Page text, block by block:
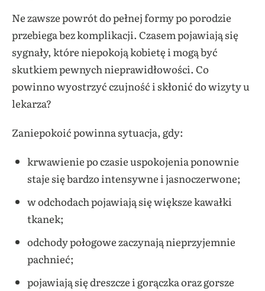
Ne zawsze powrót do pełnej formy po porodzie
przebiega bez komplikacji. Czasem pojawiają się
sygnały, które niepokoją kobietę i mogą być
skutkiem pewnych nieprawidłowości. Co
powinno wyostrzyć czujność i skłonić do wizyty u
lekarza?
Zaniepokoić powinna sytuacja, gdy:
krwawienie po czasie uspokojenia ponownie
staje się bardzo intensywne i jasnoczerwone;
w odchodach pojawiają się większe kawałki
tkanek;
odchody połogowe zaczynają nieprzyjemnie
pachnieć;
pojawiają się dreszcze i gorączka oraz gorsze